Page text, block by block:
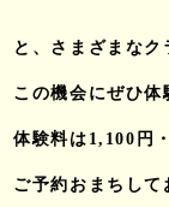
と、さまざまなク
この機会にぜひ
体験料は1,100円
ご予約おまちして